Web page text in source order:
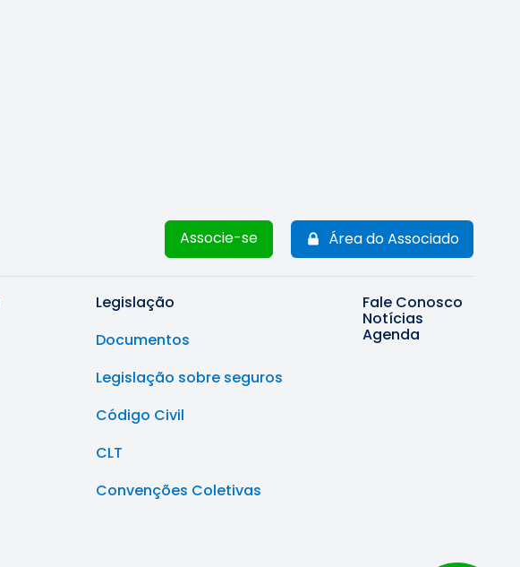
Associe-se Área do Associado
Legislação
Documentos
Legislação sobre seguros
Código Civil
CLT
Convenções Coletivas
Fale Conosco
Notícias
Agenda